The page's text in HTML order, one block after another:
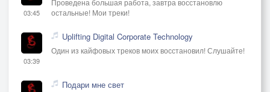
03:45
остальные! Мои треки!
03:39
Uplifting Digital Corporate Technology
Один из кайфовых треков моих восстановил! Слушайте!
Подари мне свет